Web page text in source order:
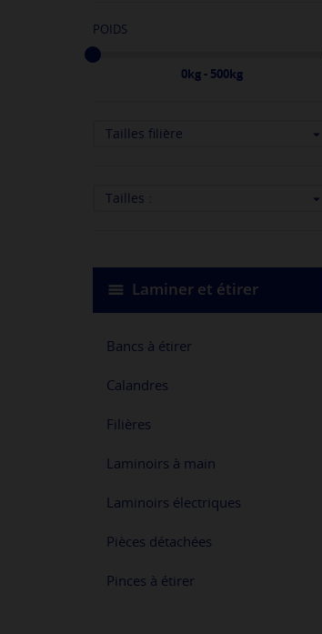
POIDS
0kg - 500kg
Tailles filière 
Tailles : 
Laminer et étirer
Bancs à étirer
Calandres
Filières
Laminoirs à main
Laminoirs électriques
Pièces détachées
Pinces à étirer